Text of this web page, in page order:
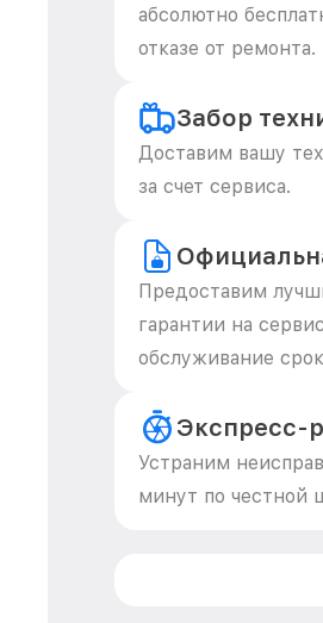
абсолютно
отказе от ремонта.
Забор
Доставим вашу
за счет сервиса.
Предоставим
гарантии на
обслуживание
Экспресс-
Устраним
минут по честной